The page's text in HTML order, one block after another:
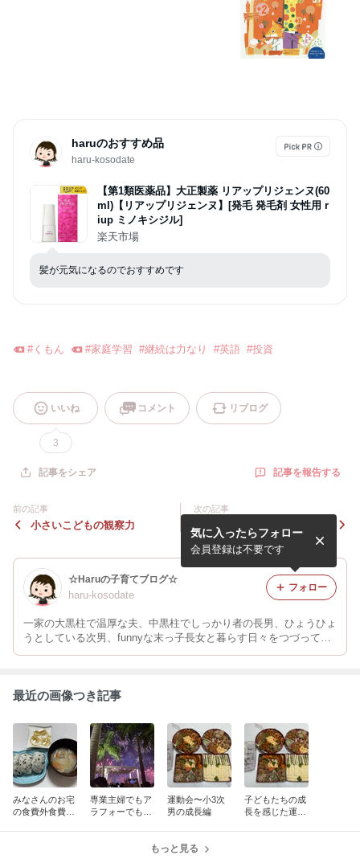
haruのおすすめ品
haru-kosodate
【第1類医薬品】大正製薬 リアップリジェンヌ(60
ml)【リアップリジェンヌ】[発毛 発毛剤 女性用 r
iup ミノキシジル]
楽天市場
髪が元気になるのでおすすめです
# くもん #家庭学習 #継続は力なり #英語 #投資
いいね
3
コメント リブログ
記事をシェア 記事を報告する
前の記事
小さいこどもの観察力
次の記事
あっという間だった母子の時
間
☆Haruの子育てブログ☆
haru-kosodate
一家の大黒柱で温厚な夫、中黒柱でしっかり者の長男、ひょうひょ
うとしている次男、funnyな末っ子長女と暮らす日々をつづってい
くブログ。
気に入ったらフォロー
会員登録は不要です
フォロー
最近の画像つき記事
みなさんのお宅
の食費外食費は
専業主婦でもア
ラフォーでもや
運動会〜小3次
男の成長編
子どもたちの成
長を感じた運動
もっと見る